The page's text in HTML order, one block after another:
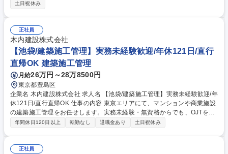
り、安全・品質・環境指示および注意事項を現場全体に周知させるととも
に、現場巡視により仮設備の点検、工程内検査、進捗状況の把握をしま
す。また、月一回安全衛生協議会の実施、安全環境部門に提出する書類の
作成、安全パトロールの際は安全衛生点検事前資料を作成します。【工
期】一案件あたり5人程度で担当し、工期は1年半程度です。 募集職種 東
京【建築施工管理】第二新卒歓迎★定着率95.1％/年休126日/福利厚生充
実◎
土日祝休み
正社員
木内建設株式会社
【池袋/建築施工管理】実務未経験歓迎/年休121日/直行
直帰OK 建築施工管理
月給26万円～28万8500円
東京都豊島区
企業名 木内建設株式会社 求人名 【池袋/建築施工管理】実務未経験歓迎/年
休121日/直行直帰OK 仕事の内容 東京エリアにて、マンションや商業施設
の建築施工管理をお任せします。実務未経験・無資格からでも、OJTを通
じて着実にプロの技術者へと育成する採用枠です。 【お任せする業務範
【将来的には】 独り立ち後は、県内トップクラスのゼネコンとして、大規
年間休日120日以上 転勤なし 退職金あり 土日祝休み
正社員